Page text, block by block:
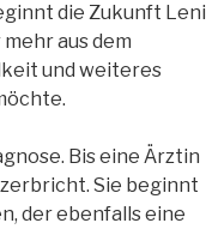
die Zukunft Leni
aus dem
und weiteres
Bis eine Ärztin
Sie beginnt
der ebenfalls eine